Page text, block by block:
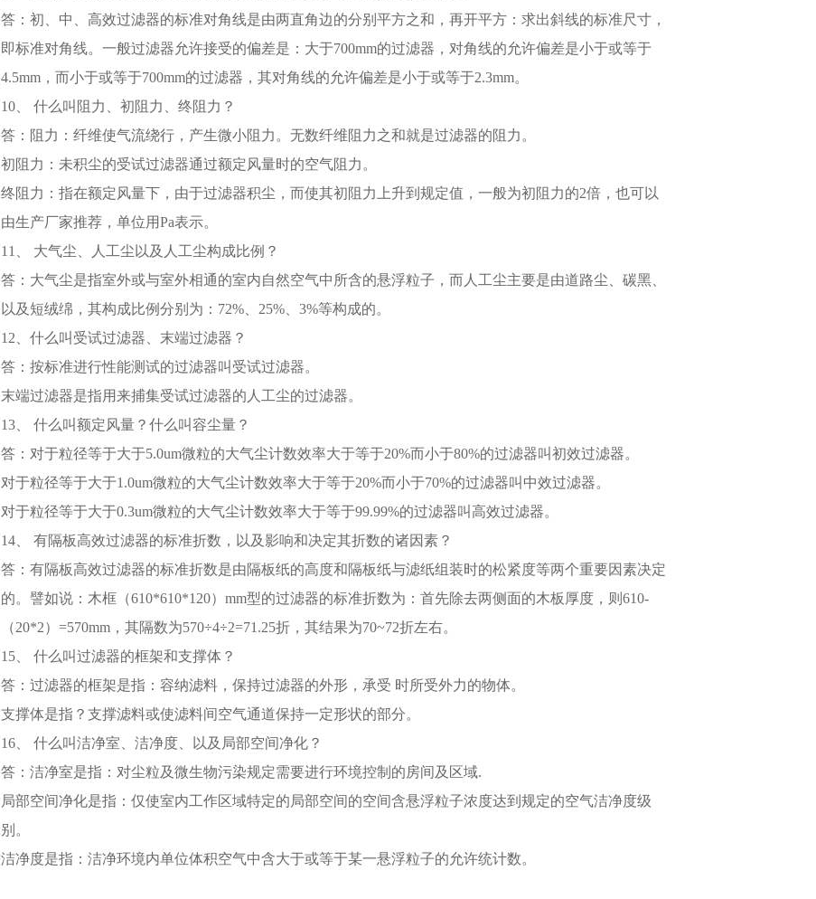
答：初、中、高效过滤器的标准对角线是由两直角边的分别平方之和，再开平方：求出斜线的标准尺寸，
即标准对角线。一般过滤器允许接受的偏差是：大于700mm的过滤器，对角线的允许偏差是小于或等于
4.5mm，而小于或等于700mm的过滤器，其对角线的允许偏差是小于或等于2.3mm。
10、 什么叫阻力、初阻力、终阻力？
答：阻力：纤维使气流绕行，产生微小阻力。无数纤维阻力之和就是过滤器的阻力。
初阻力：未积尘的受试过滤器通过额定风量时的空气阻力。
终阻力：指在额定风量下，由于过滤器积尘，而使其初阻力上升到规定值，一般为初阻力的2倍，也可以
由生产厂家推荐，单位用Pa表示。
11、 大气尘、人工尘以及人工尘构成比例？
答：大气尘是指室外或与室外相通的室内自然空气中所含的悬浮粒子，而人工尘主要是由道路尘、碳黑、
以及短绒绵，其构成比例分别为：72%、25%、3%等构成的。
12、什么叫受试过滤器、末端过滤器？
答：按标准进行性能测试的过滤器叫受试过滤器。
末端过滤器是指用来捕集受试过滤器的人工尘的过滤器。
13、 什么叫额定风量？什么叫容尘量？
答：对于粒径等于大于5.0um微粒的大气尘计数效率大于等于20%而小于80%的过滤器叫初效过滤器。
对于粒径等于大于1.0um微粒的大气尘计数效率大于等于20%而小于70%的过滤器叫中效过滤器。
对于粒径等于大于0.3um微粒的大气尘计数效率大于等于99.99%的过滤器叫高效过滤器。
14、 有隔板高效过滤器的标准折数，以及影响和决定其折数的诸因素？
答：有隔板高效过滤器的标准折数是由隔板纸的高度和隔板纸与滤纸组装时的松紧度等两个重要因素决定
的。譬如说：木框（610*610*120）mm型的过滤器的标准折数为：首先除去两侧面的木板厚度，则610-
（20*2）=570mm，其隔数为570÷4÷2=71.25折，其结果为70~72折左右。
15、 什么叫过滤器的框架和支撑体？
答：过滤器的框架是指：容纳滤料，保持过滤器的外形，承受 时所受外力的物体。
支撑体是指？支撑滤料或使滤料间空气通道保持一定形状的部分。
16、 什么叫洁净室、洁净度、以及局部空间净化？
答：洁净室是指：对尘粒及微生物污染规定需要进行环境控制的房间及区域.
局部空间净化是指：仅使室内工作区域特定的局部空间的空间含悬浮粒子浓度达到规定的空气洁净度级
别。
洁净度是指：洁净环境内单位体积空气中含大于或等于某一悬浮粒子的允许统计数。